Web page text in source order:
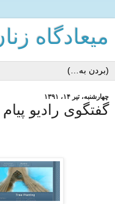
میعادگاه
چهارشنبه، تیر ۱۴، ۱۳۹۱
گفتگوی رادیو پیام